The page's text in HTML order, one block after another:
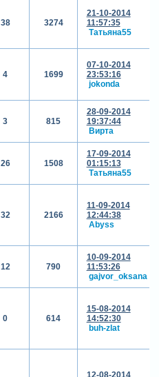
38 3274
21-10-2014
11:57:35
Татьяна55
4 1699
07-10-2014
23:53:16
jokonda
3 815
28-09-2014
19:37:44
Вирта
26 1508
17-09-2014
01:15:13
Татьяна55
32 2166
11-09-2014
12:44:38
Abyss
12 790
10-09-2014
11:53:26
gajvor_oksana
0 614
15-08-2014
14:52:30
buh-zlat
12-08-2014